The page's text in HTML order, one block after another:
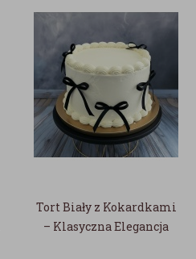
Tort Biały z Kokardkami
– Klasyczna Elegancja